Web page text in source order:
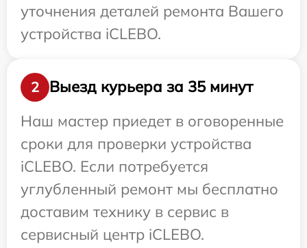
уточнения деталей ремонта Вашего
устройства iCLEBO.
2
Выезд курьера за 35 минут
Наш мастер приедет в оговоренные
сроки для проверки устройства
iCLEBO. Если потребуется
углубленный ремонт мы бесплатно
доставим технику в сервис в
сервисный центр iCLEBO.